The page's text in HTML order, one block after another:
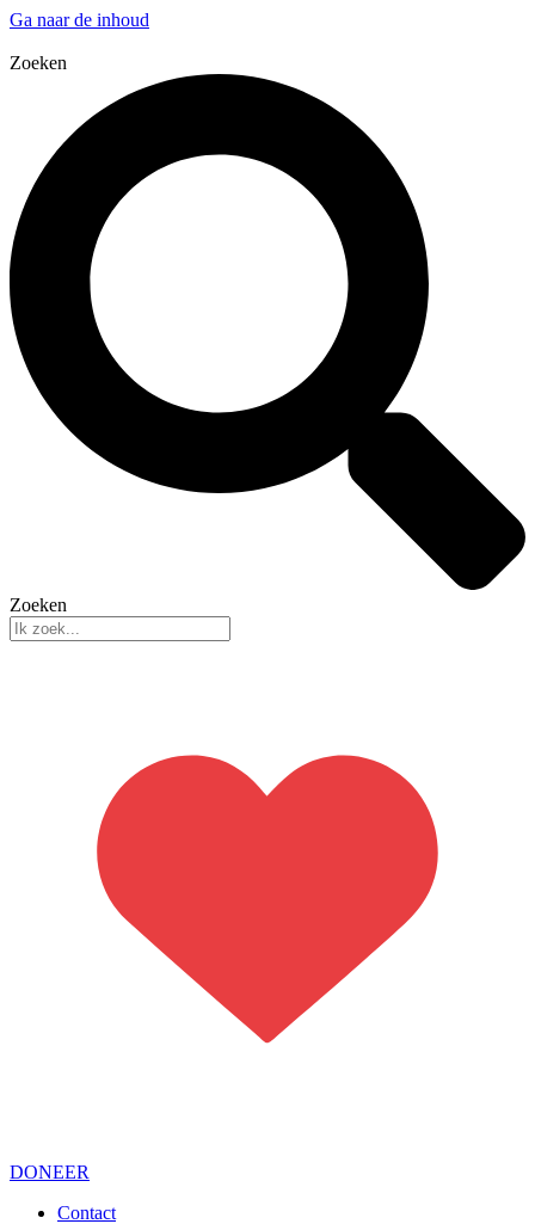
Ga naar de inhoud
Zoeken
Zoeken
DONEER
Contact